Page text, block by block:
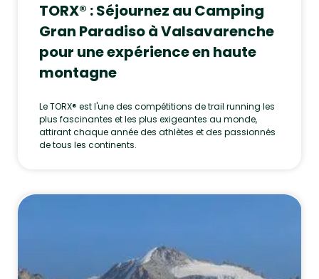
TORX® : Séjournez au Camping
Gran Paradiso à Valsavarenche
pour une expérience en haute
montagne
Le TORX® est l'une des compétitions de trail running les
plus fascinantes et les plus exigeantes au monde,
attirant chaque année des athlètes et des passionnés
de tous les continents.